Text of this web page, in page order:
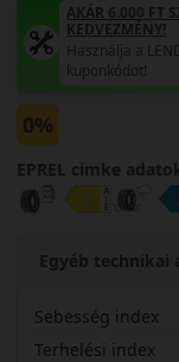
AKÁR 6.000 FT
KEDVEZMÉNY!
Használja a
kuponkódot!
0%
EPREL cimke
Egyéb technikai
Sebesség index
Terhelési index